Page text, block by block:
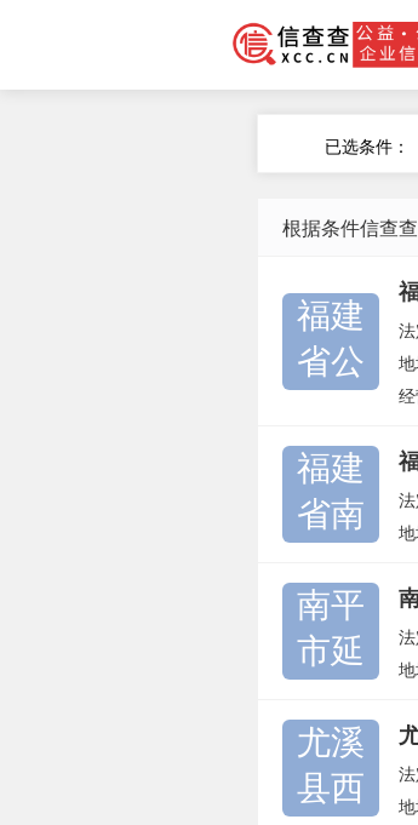
已选条件：
根据条件信查
福建
省公
福建
省南
南平
市延
尤溪
县西